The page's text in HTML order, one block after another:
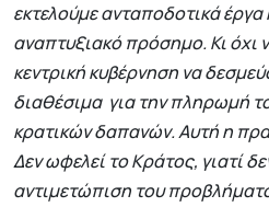
εκτελούμε ανταποδοτικά
αναπτυξιακό πρόσημο. Κι όχι
κεντρική κυβέρνηση να
διαθέσιμα για την πληρωμή
κρατικών δαπανών. Αυτή η
Δεν ωφελεί το Κράτος, γιατί
αντιμετώπιση του